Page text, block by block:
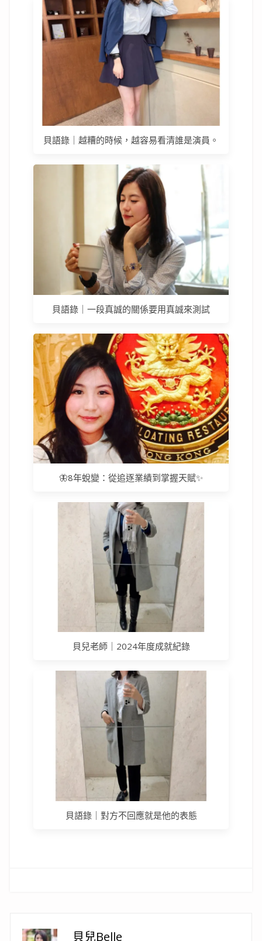
貝語錄｜越糟的時候，越容易看清誰是演員。
貝語錄｜一段真誠的關係要用真誠來測試
🦋8年蛻變：從追逐業績到掌握天賦✨
貝兒老師｜2024年度成就紀錄
貝語錄｜對方不回應就是他的表態
貝兒Belle